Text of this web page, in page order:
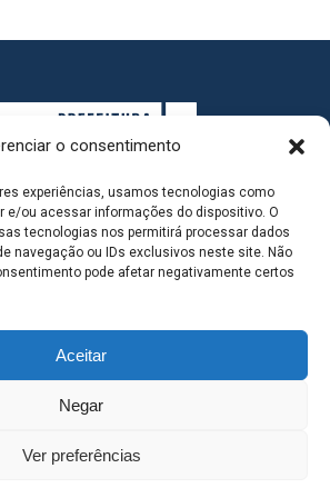
o consentimento
experiências, usamos tecnologias como
e/ou acessar informações do dispositivo. O
tecnologias nos permitirá processar dados
navegação ou IDs exclusivos neste site. Não
pode afetar negativamente certos
Aceitar
Negar
Ver preferências
MUNICIPAL - Avenida